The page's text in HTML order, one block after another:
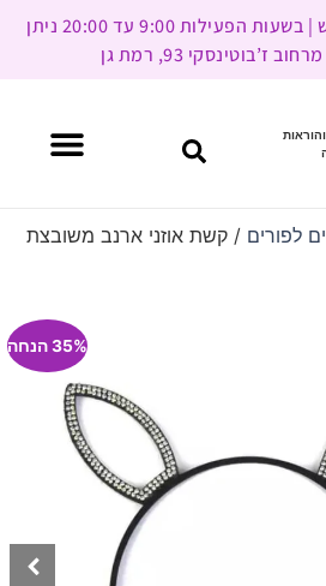
ניתן להגיע בתיאום מראש | בשעות הפעילות 9:00 עד 20:00 ניתן
ז’בוטינסקי 93, רמת גן
לפורים / קשת אוזני ארנב משובצת
35% הנחה